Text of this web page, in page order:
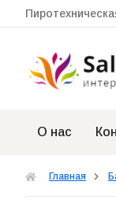
О нас
Главная